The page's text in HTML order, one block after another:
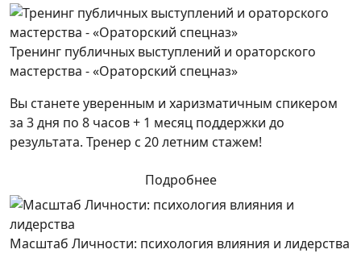
Тренинг публичных выступлений и ораторского
мастерства - «Ораторский спецназ»
Вы станете уверенным и харизматичным спикером
за 3 дня по 8 часов + 1 месяц поддержки до
результата. Тренер с 20 летним стажем!
Подробнее
Масштаб Личности: психология влияния и лидерства